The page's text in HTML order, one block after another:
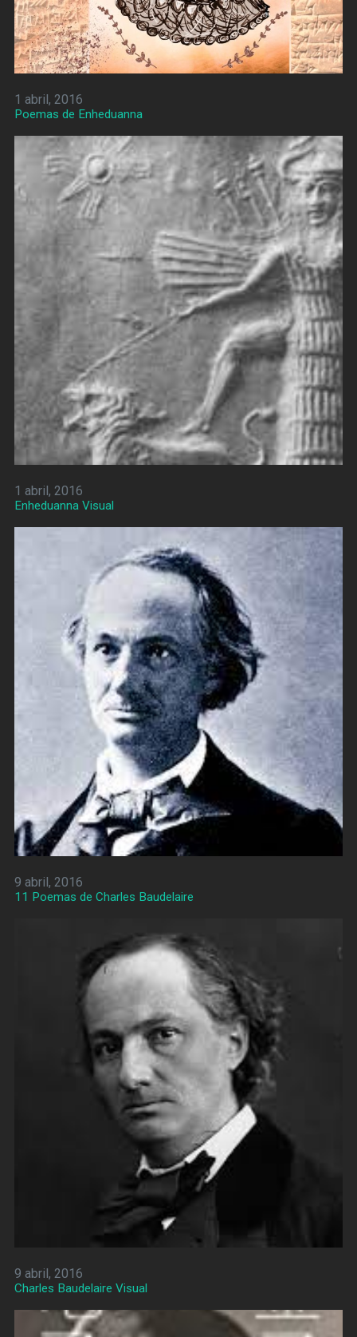
1 abril, 2016
Poemas de Enheduanna
1 abril, 2016
Enheduanna Visual
9 abril, 2016
11 Poemas de Charles Baudelaire
9 abril, 2016
Charles Baudelaire Visual